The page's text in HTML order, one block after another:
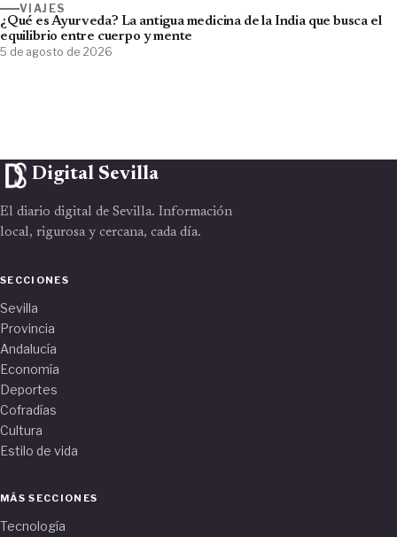
VIAJES
¿Qué es Ayurveda? La antigua medicina de la India que busca el
equilibrio entre cuerpo y mente
5 de agosto de 2026
Digital Sevilla
El diario digital de Sevilla. Información
local, rigurosa y cercana, cada día.
SECCIONES
Sevilla
Provincia
Andalucía
Economía
Deportes
Cofradías
Cultura
Estilo de vida
MÁS SECCIONES
Tecnología